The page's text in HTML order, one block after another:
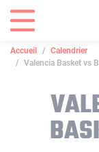
Accueil
Calendrier
Valencia Basket vs
Panneau de gestion